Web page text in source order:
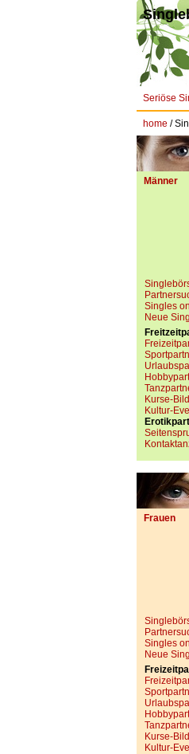
Seriöse
home /
Männer
Singles
Neue
Kurse-
Kultur-
Frauen
Singles
Neue
Kurse-
Kultur-